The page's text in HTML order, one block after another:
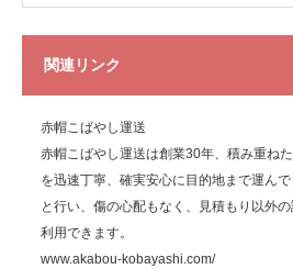
関連リンク
赤帽こばやし運送
赤帽こばやし運送は創業30年、積み重ね
を迅速丁寧、確実安心に目的地まで運ん
と行い、傷の心配もなく、見積もり以外
利用できます。
www.akabou-kobayashi.com/